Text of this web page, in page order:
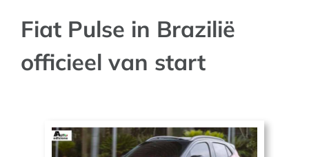
AUTO NIEUWS
Fiat Pulse in Brazilië
officieel van start